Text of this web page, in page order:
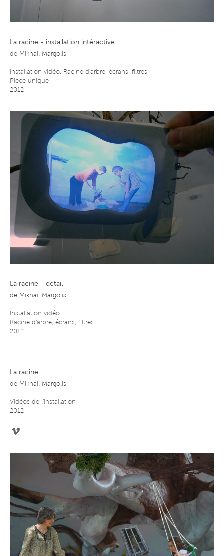
La racine - installation intéractive
de Mikhail Margolis
Installation vidéo. Racine d'arbre, écrans, filtres
Pièce unique
2012
La racine - détail
de Mikhail Margolis
Installation vidéo.
Racine d'arbre, écrans, filtres
2012
La racine
de Mikhail Margolis
Vidéos de l'installation
2012